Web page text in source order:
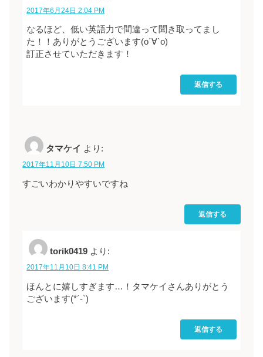
2017年6月24日 2:04 PM
なるほど、低い英語力で間違って聞き取ってまし
た！！ありがとうございます(о´∀`о)
訂正させていただきます！
返信する
タマケイ より:
2017年11月10日 7:50 PM
すごいわかりやすいですね
返信する
torik0419 より:
2017年11月10日 8:41 PM
ほんとに嬉しすぎます…！タマケイさんありがとう
ございます(*´-`)
返信する